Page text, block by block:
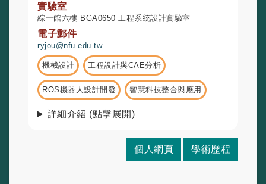
實驗室
綜一館六樓 BGA0650 工程系統設計實驗室
電子郵件
ryjou@nfu.edu.tw
機械設計 工程設計與CAE分析
ROS機器人設計開發 智慧科技整合與應用
詳細介紹 (點擊展開)
個人網頁 學術歷程